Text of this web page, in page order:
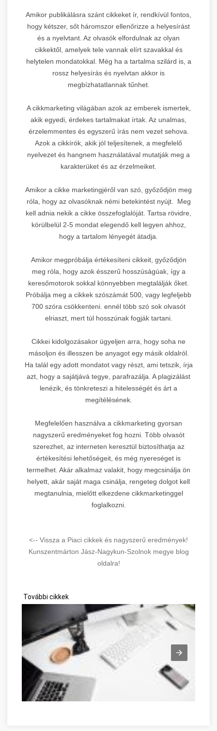
Amikor publikálásra szánt cikkeket ír, rendkívül fontos,
hogy kétszer, sőt háromszor ellenőrizze a helyesírást
és a nyelvtant. Az olvasók elfordulnak az olyan
cikkektől, amelyek tele vannak elírt szavakkal és
helytelen mondatokkal. Még ha a tartalma szilárd is, a
rossz helyesírás és nyelvtan akkor is
megbízhatatlannak tűnhet.
A cikkmarketing világában azok az emberek ismertek,
akik egyedi, érdekes tartalmakat írtak. Az unalmas,
érzelemmentes és egyszerű írás nem vezet sehova.
Azok a cikkírók, akik jól teljesítenek, a megfelelő
nyelvezet és hangnem használatával mutatják meg a
karakterüket és az érzelmeiket.
Amikor a cikke marketingjéről van szó, győződjön meg
róla, hogy az olvasóknak némi betekintést nyújt. Meg
kell adnia nekik a cikke összefoglalóját. Tartsa rövidre,
körülbelül 2-5 mondat elegendő kell legyen ahhoz,
hogy a tartalom lényegét átadja.
Amikor megpróbálja értékesíteni cikkeit, győződjön
meg róla, hogy azok ésszerű hosszúságúak, így a
keresőmotorok sokkal könnyebben megtalálják őket.
Próbálja meg a cikkek szószámát 500, vagy legfeljebb
700 szóra csökkenteni. ennél több szó sok olvasót
elriaszt, mert túl hosszúnak fogják tartani.
Cikkei kidolgozásakor ügyeljen arra, hogy soha ne
másoljon és illesszen be anyagot egy másik oldalról.
Ha talál egy adott mondatot vagy részt, ami tetszik, írja
azt, hogy a sajátjává tegye, parafrazálja. A plagizálást
lenézik, és tönkreteszi a hitelességét és árt a
megítélésének.
Megfelelően használva a cikkmarketing gyorsan
nagyszerű eredményeket fog hozni. Több olvasót
szerezhet, az interneten keresztül biztosíthatja az
értékesítési lehetőségeit, és még nyereséget is
termelhet. Akár alkalmaz valakit, hogy megcsinálja ön
helyett, akár saját maga csinálja, rengeteg dolgot kell
megtanulnia, mielőtt elkezdene cikkmarketinggel
foglalkozni.
<-- Vissza a Piaci cikkek és nagyszerű eredmények!
Kunszentmárton Jász-Nagykun-Szolnok megye blog
oldalra!
További cikkek